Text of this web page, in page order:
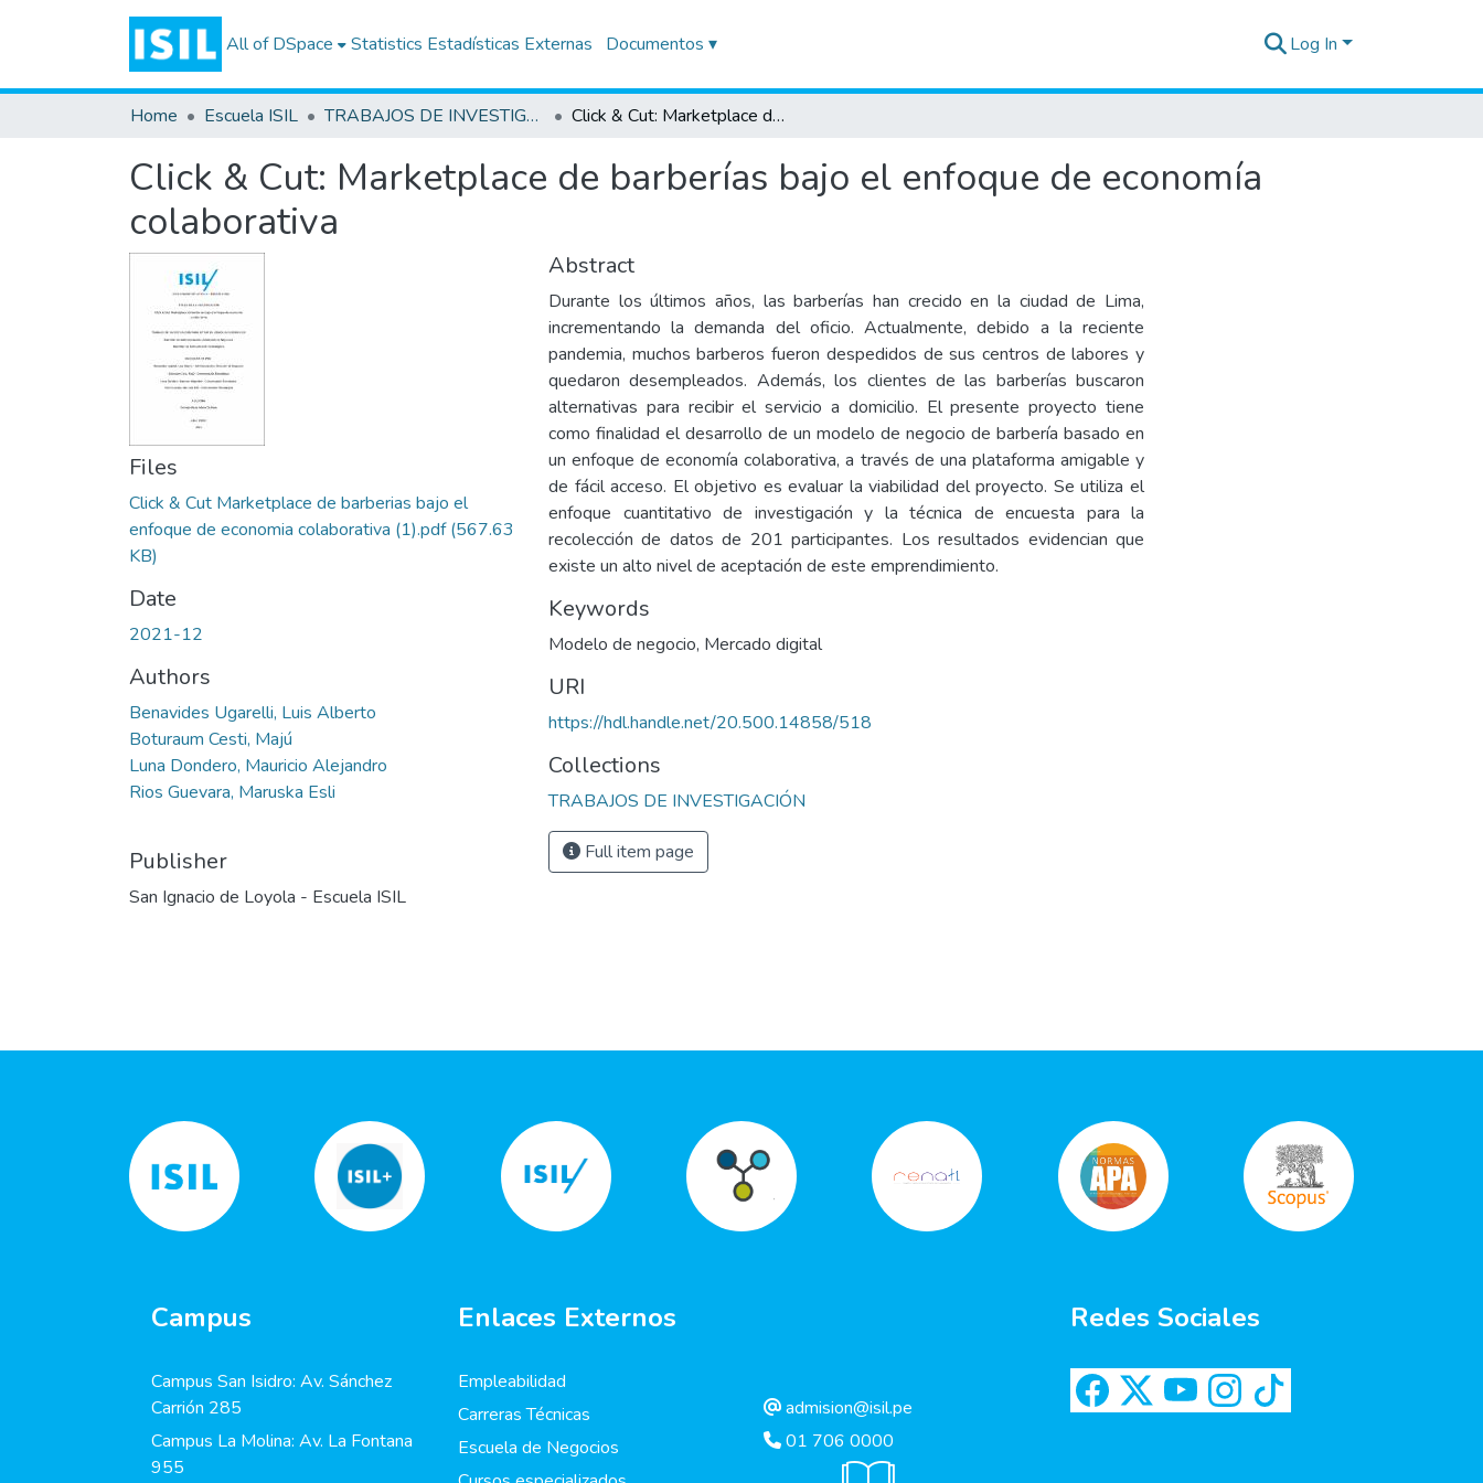
All of DSpace Statistics Estadísticas Externas Documentos ▾ Log In
Home Escuela ISIL TRABAJOS DE INVESTIGACIÓN Click & Cut: Marketplace de barberías bajo el enfoque de economía colaborativa
Click & Cut: Marketplace de barberías bajo el enfoque de economía
colaborativa
Files
Click & Cut Marketplace de barberias bajo el
enfoque de economia colaborativa (1).pdf(567.63
KB)
Date
2021-12
Authors
Benavides Ugarelli, Luis Alberto
Boturaum Cesti, Majú
Luna Dondero, Mauricio Alejandro
Rios Guevara, Maruska Esli
Publisher
San Ignacio de Loyola - Escuela ISIL
Abstract
Durante los últimos años, las barberías han crecido en la ciudad de Lima,
incrementando la demanda del oficio. Actualmente, debido a la reciente
pandemia, muchos barberos fueron despedidos de sus centros de labores y
quedaron desempleados. Además, los clientes de las barberías buscaron
alternativas para recibir el servicio a domicilio. El presente proyecto tiene
como finalidad el desarrollo de un modelo de negocio de barbería basado en
un enfoque de economía colaborativa, a través de una plataforma amigable y
de fácil acceso. El objetivo es evaluar la viabilidad del proyecto. Se utiliza el
enfoque cuantitativo de investigación y la técnica de encuesta para la
recolección de datos de 201 participantes. Los resultados evidencian que
existe un alto nivel de aceptación de este emprendimiento.
Keywords
Modelo de negocio, Mercado digital
URI
https://hdl.handle.net/20.500.14858/518
Collections
TRABAJOS DE INVESTIGACIÓN
Full item page
Campus
Campus San Isidro: Av. Sánchez
Carrión 285
Campus La Molina: Av. La Fontana
955
Enlaces Externos
Empleabilidad
Carreras Técnicas
Escuela de Negocios
admision@isil.pe
01 706 0000
Redes Sociales